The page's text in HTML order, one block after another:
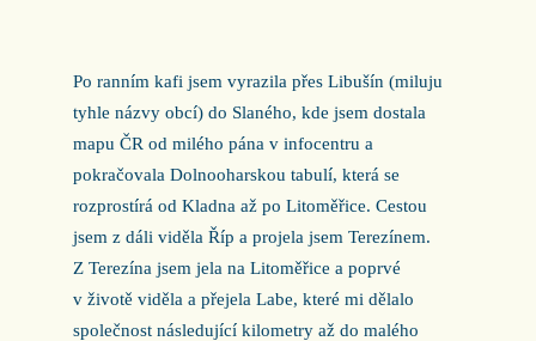
Po ranním kafi jsem vyrazila přes Libušín (miluju
tyhle názvy obcí) do Slaného, kde jsem dostala
mapu ČR od milého pána v infocentru a
pokračovala Dolnooharskou tabulí, která se
rozprostírá od Kladna až po Litoměřice. Cestou
jsem z dáli viděla Říp a projela jsem Terezínem.
Z Terezína jsem jela na Litoměřice a poprvé
v životě viděla a přejela Labe, které mi dělalo
společnost následující kilometry až do malého